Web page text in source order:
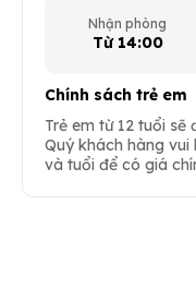
Nhận phòng
Từ 14:00
Chính sách trẻ em
Trẻ em từ 12 tuổi sẽ
Quý khách hàng
và tuổi để có giá